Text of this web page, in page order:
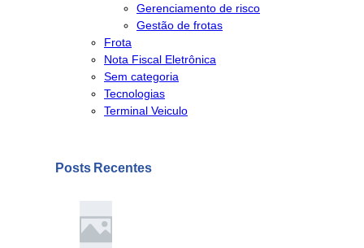
Gerenciamento de risco
Gestão de frotas
Frota
Nota Fiscal Eletrônica
Sem categoria
Tecnologias
Terminal Veiculo
Posts Recentes